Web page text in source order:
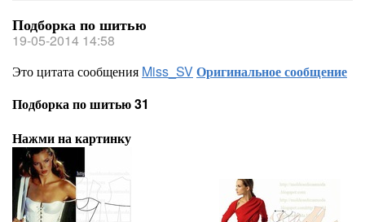
Подборка по шитью
19-05-2014 14:58
Это цитата сообщения Miss_SVОригинальное сообщение
Подборка по шитью 31
Нажми на картинку